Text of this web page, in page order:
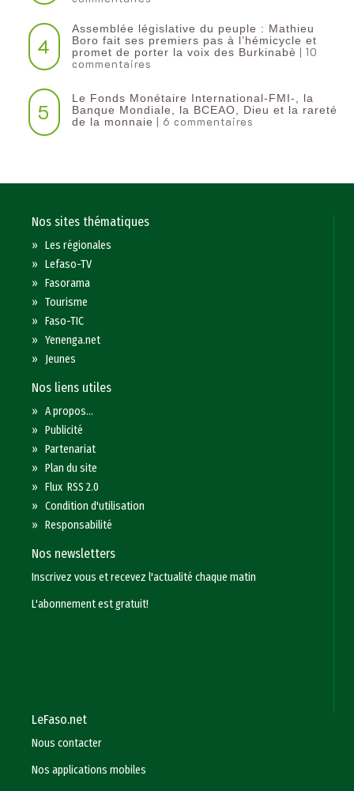
4
Assemblée législative du peuple : Mathieu
Boro fait ses premiers pas à l’hémicycle et
promet de porter la voix des Burkinabè | 10
commentaires
5
Le Fonds Monétaire International-FMI-, la
Banque Mondiale, la BCEAO, Dieu et la rareté
de la monnaie | 6 commentaires
Nos sites thématiques
»Les régionales
»Lefaso-TV
»Fasorama
»Tourisme
»Faso-TIC
»Yenenga.net
» Jeunes
Nos liens utiles
»A propos...
»Publicité
»Partenariat
»Plan du site
»Flux RSS 2.0
»Condition d'utilisation
»Responsabilité
Nos newsletters
Inscrivez vous et recevez l'actualité chaque matin
L'abonnement est gratuit!
LeFaso.net
Nous contacter
Nos applications mobiles